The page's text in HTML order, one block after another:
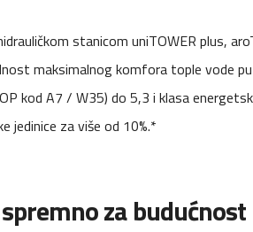
stanicom uniTOWER plus,
maksimalnog komfora tople vode
kod A7 / W35) do 5,3 i klasa
jedinice za više od 10%.*
za budućnost